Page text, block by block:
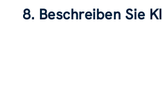
8. Beschreiben Sie KI